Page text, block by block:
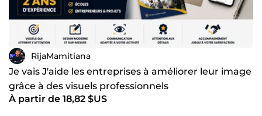
RijaMamitiana
Je vais J'aide les entreprises à améliorer leur image
grâce à des visuels professionnels
À partir de 18,82 $US